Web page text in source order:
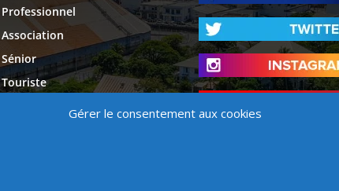
Gérer le consentement aux cookies
Professionnel
Association
Sénior
Touriste